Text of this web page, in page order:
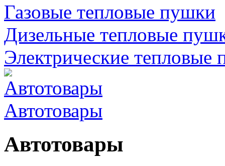
Газовые тепловые пушки
Дизельные тепловые
Электрические тепловые
Автотовары
Автотовары